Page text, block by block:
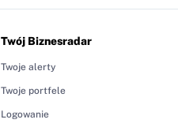
Twój Biznesradar
Twoje alerty
Twoje portfele
Logowanie